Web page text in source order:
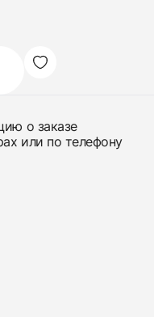
о заказе
или по телефону